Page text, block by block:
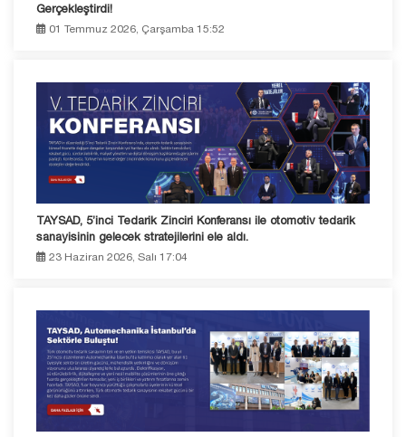
Gerçekleştirdi!
01 Temmuz 2026, Çarşamba 15:52
TAYSAD, 5’inci Tedarik Zinciri Konferansı ile otomotiv tedarik
sanayisinin gelecek stratejilerini ele aldı.
23 Haziran 2026, Salı 17:04